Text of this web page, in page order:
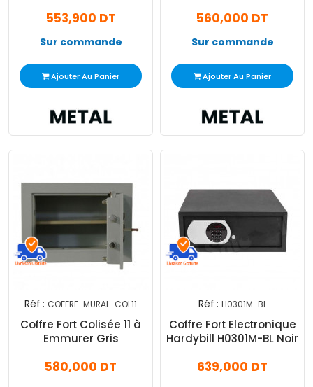
553,900 DT
Sur commande
Ajouter Au Panier
560,000 DT
Sur commande
Ajouter Au Panier
Réf : COFFRE-MURAL-COL11
Coffre Fort Colisée 11 à
Emmurer Gris
580,000 DT
Réf : H0301M-BL
Coffre Fort Electronique
Hardybill H0301M-BL Noir
639,000 DT